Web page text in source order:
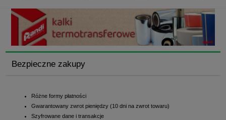
Bezpieczne zakupy
Różne formy płatności
Gwarantowany zwrot pieniędzy (10 dni na zwrot towaru)
Szyfrowane dane i transakcje